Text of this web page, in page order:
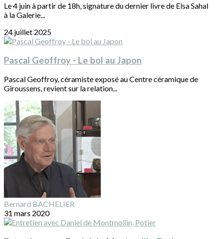
Le 4 juin à partir de 18h, signature du dernier livre de Elsa Sahal
à la Galerie...
24 juillet 2025
Pascal Geoffroy - Le bol au Japon
Pascal Geoffroy, céramiste exposé au Centre céramique de
Giroussens, revient sur la relation...
Bernard BACHELIER
31 mars 2020